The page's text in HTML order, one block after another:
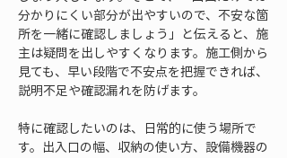
分かりにくい部分が出やすいので、不安な箇
所を一緒に確認しましょう」と伝えると、施
主は疑問を出しやすくなります。施工側から
見ても、早い段階で不安点を把握できれば、
説明不足や確認漏れを防げます。
特に確認したいのは、日常的に使う場所で
す。出入口の幅、収納の使い方、設備機器の